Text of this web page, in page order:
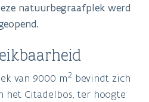
natuurbegraafplek werd
van 9000 m 2 bevindt zich
het Citadelbos, ter hoogte